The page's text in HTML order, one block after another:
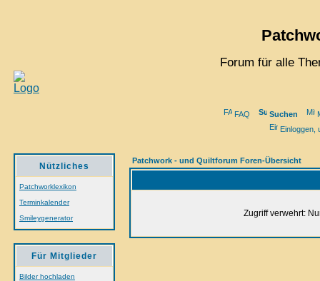
Forum für alle
FAQ Suchen
Einloggen,
Nützliches
Patchworklexikon
Terminkalender
Smileygenerator
Für Mitglieder
Bilder hochladen
Patchwork - und Quiltforum Foren-Übersicht
Zugriff verwehrt: